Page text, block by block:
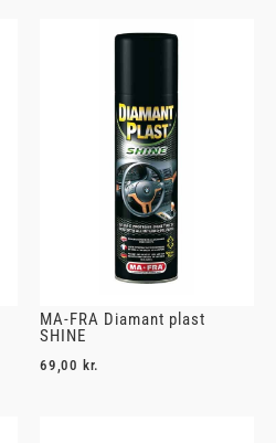
MA-FRA Diamant plast
SHINE
69,00 kr.